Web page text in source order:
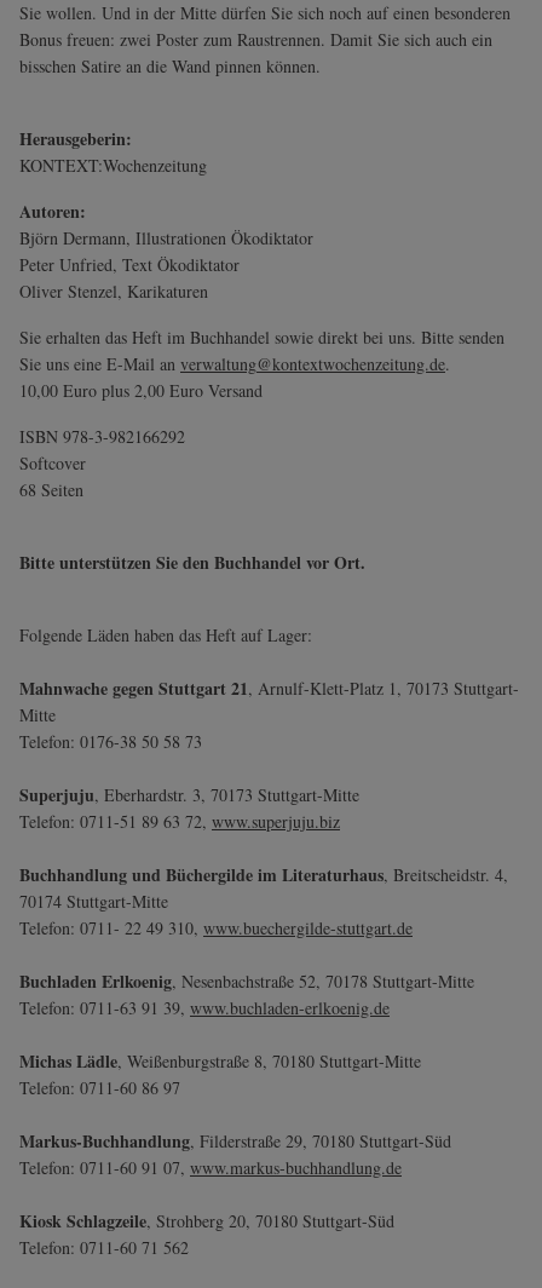
Sie wollen. Und in der Mitte dürfen Sie sich noch auf einen besonderen
Bonus freuen: zwei Poster zum Raustrennen. Damit Sie sich auch ein
bisschen Satire an die Wand pinnen können.
Herausgeberin:
KONTEXT:Wochenzeitung
Autoren:
Björn Dermann, Illustrationen Ökodiktator
Peter Unfried, Text Ökodiktator
Oliver Stenzel, Karikaturen
Sie erhalten das Heft im Buchhandel sowie direkt bei uns. Bitte senden
Sie uns eine E-Mail an verwaltung@kontextwochenzeitung.de.
10,00 Euro plus 2,00 Euro Versand
ISBN 978-3-982166292
Softcover
68 Seiten
Bitte unterstützen Sie den Buchhandel vor Ort.
Folgende Läden haben das Heft auf Lager:
Mahnwache gegen Stuttgart 21, Arnulf-Klett-Platz 1, 70173 Stuttgart-
Mitte
Telefon: 0176-38 50 58 73
Superjuju, Eberhardstr. 3, 70173 Stuttgart-Mitte
Telefon: 0711-51 89 63 72, www.superjuju.biz
Buchhandlung und Büchergilde im Literaturhaus, Breitscheidstr. 4,
70174 Stuttgart-Mitte
Telefon: 0711- 22 49 310, www.buechergilde-stuttgart.de
Buchladen Erlkoenig, Nesenbachstraße 52, 70178 Stuttgart-Mitte
Telefon: 0711-63 91 39, www.buchladen-erlkoenig.de
Michas Lädle, Weißenburgstraße 8, 70180 Stuttgart-Mitte
Telefon: 0711-60 86 97
Markus-Buchhandlung, Filderstraße 29, 70180 Stuttgart-Süd
Telefon: 0711-60 91 07, www.markus-buchhandlung.de
Kiosk Schlagzeile, Strohberg 20, 70180 Stuttgart-Süd
Telefon: 0711-60 71 562